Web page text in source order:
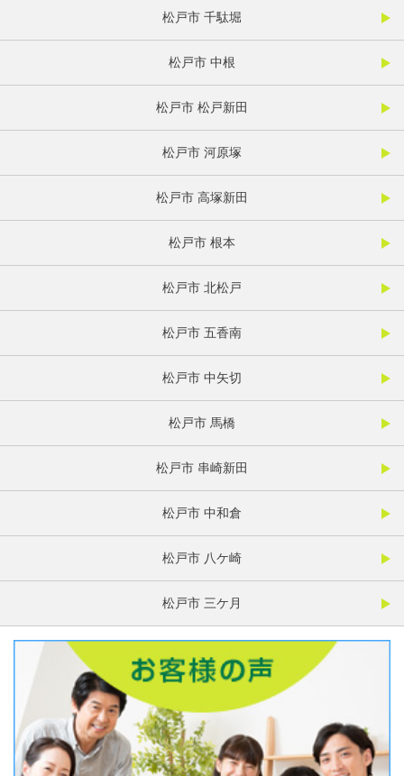
松戸市 千駄堀
松戸市 中根
松戸市 松戸新田
松戸市 河原塚
松戸市 高塚新田
松戸市 根本
松戸市 北松戸
松戸市 五香南
松戸市 中矢切
松戸市 馬橋
松戸市 串崎新田
松戸市 中和倉
松戸市 八ケ崎
松戸市 三ケ月